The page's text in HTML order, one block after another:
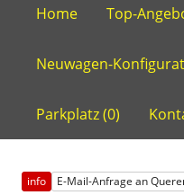
Home Top-
Neuwagen-
Parkplatz (0)
info E-Mail-Anfrage an